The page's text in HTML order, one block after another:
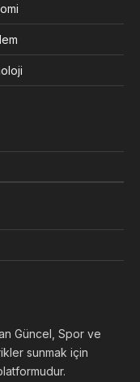
Güncel, Spor ve
sunmak için